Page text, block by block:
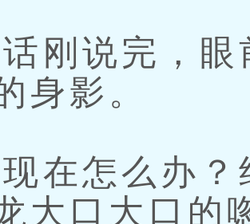
刚说完，眼
身影。
在怎么办？
大口大口的